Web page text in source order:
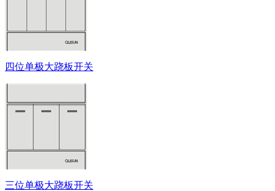
四位单极大跷板开关
三位单极大跷板开关